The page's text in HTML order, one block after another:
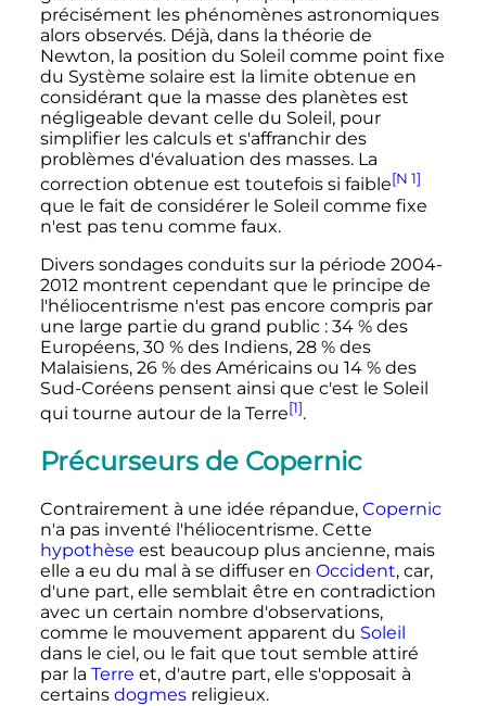
précisément les phénomènes astronomiques
alors observés. Déjà, dans la théorie de
Newton, la position du Soleil comme point fixe
du Système solaire est la limite obtenue en
considérant que la masse des planètes est
négligeable devant celle du Soleil, pour
simplifier les calculs et s'affranchir des
problèmes d'évaluation des masses. La
correction obtenue est toutefois si faible[N 1]
que le fait de considérer le Soleil comme fixe
n'est pas tenu comme faux.
Divers sondages conduits sur la période 2004-
2012 montrent cependant que le principe de
l'héliocentrisme n'est pas encore compris par
une large partie du grand public : 34 % des
Européens, 30 % des Indiens, 28 % des
Malaisiens, 26 % des Américains ou 14 % des
Sud-Coréens pensent ainsi que c'est le Soleil
qui tourne autour de la Terre[1].
Précurseurs de Copernic
Contrairement à une idée répandue, Copernic
n'a pas inventé l'héliocentrisme. Cette
hypothèse est beaucoup plus ancienne, mais
elle a eu du mal à se diffuser en Occident, car,
d'une part, elle semblait être en contradiction
avec un certain nombre d'observations,
comme le mouvement apparent du Soleil
dans le ciel, ou le fait que tout semble attiré
par la Terre et, d'autre part, elle s'opposait à
certains dogmesreligieux.